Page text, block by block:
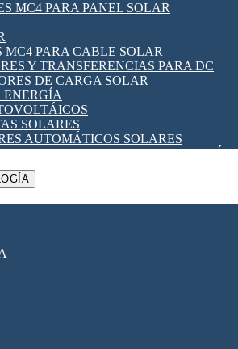
MC4 PARA PANEL SOLAR
MC4 PARA CABLE SOLAR
Y TRANSFERENCIAS PARA DC
DE CARGA SOLAR
ENERGÍA
SOLARES
AUTOMÁTICOS SOLARES
- SECCIONADORES
SOLAR
Y SECCIONADORES